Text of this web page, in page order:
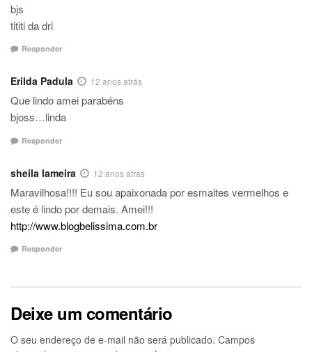
bjs
tititi da dri
Responder
Erilda Padula 12 anos atrás
Que lindo amei parabéns
bjoss…linda
Responder
sheila lameira 12 anos atrás
Maravilhosa!!!! Eu sou apaixonada por esmaltes vermelhos e
este é lindo por demais. Amei!!!
http://www.blogbelissima.com.br
Responder
Deixe um comentário
O seu endereço de e-mail não será publicado. Campos